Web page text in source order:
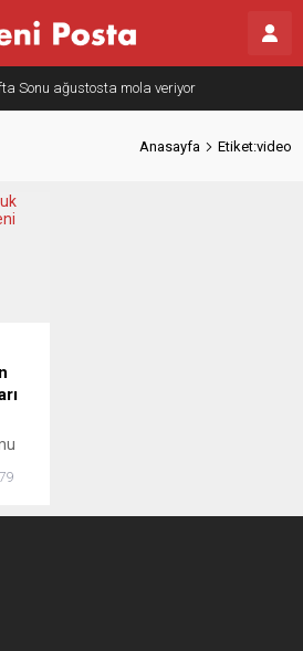
Sonu ağustosta mola veriyor
Anasayfa Etiket:video
79